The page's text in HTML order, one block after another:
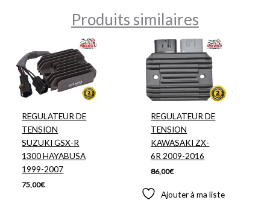
Produits similaires
REGULATEUR DE
TENSION
SUZUKI GSX-R
1300 HAYABUSA
1999-2007
75,00€
REGULATEUR DE
TENSION
KAWASAKI ZX-
6R 2009-2016
86,00€
Ajouter à ma liste